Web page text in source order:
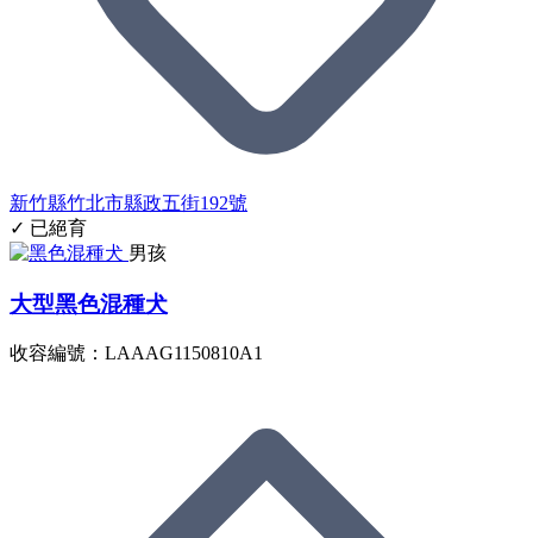
新竹縣竹北市縣政五街192號
✓ 已絕育
男孩
大型黑色混種犬
收容編號：LAAAG1150810A1